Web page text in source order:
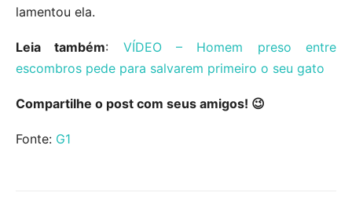
lamentou ela.
Leia também: VÍDEO – Homem preso entre
escombros pede para salvarem primeiro o seu gato
Compartilhe o post com seus amigos! 😉
Fonte: G1